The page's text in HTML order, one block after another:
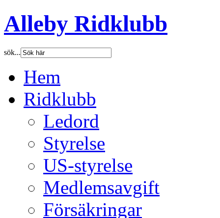
Alleby Ridklubb
sök...
Hem
Ridklubb
Ledord
Styrelse
US-styrelse
Medlemsavgift
Försäkringar